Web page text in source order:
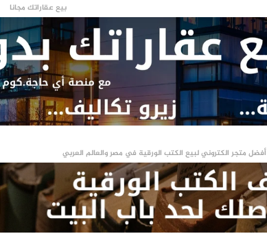
بيع عقاراتك مجانا
أفضل متجر الكتروني لبيع الكتب الورقية في مصر والعالم العربي